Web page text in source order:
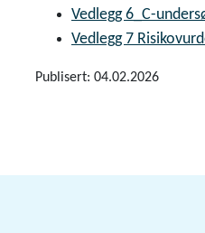
Vedlegg 6_C-
Vedlegg 7
Publisert: 04.02.2026